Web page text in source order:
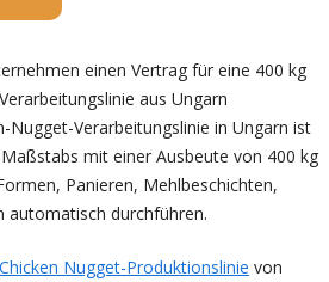
einen Vertrag für eine 400 kg
aus Ungarn
Nugget-Verarbeitungslinie in Ungarn ist
mit einer Ausbeute von 400 kg
Panieren, Mehlbeschichten,
automatisch durchführen.
Chicken Nugget-Produktionslinie von